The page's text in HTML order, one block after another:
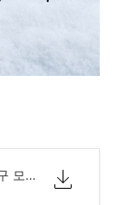
8 눈 오는날 인사말 이미지 문구 모음.png